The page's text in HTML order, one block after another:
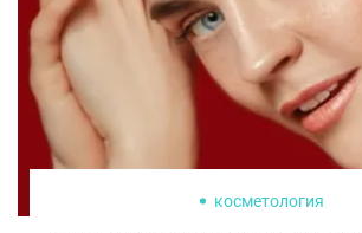
перенасыщен антиэйдж-
поэтому пациенты теряются
самой эффективной.
System и Morpheus 8.